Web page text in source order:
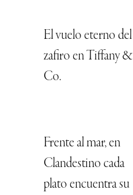
El vuelo eterno del
zafiro en Tiffany &
Co.
Frente al mar, en
Clandestino cada
plato encuentra su